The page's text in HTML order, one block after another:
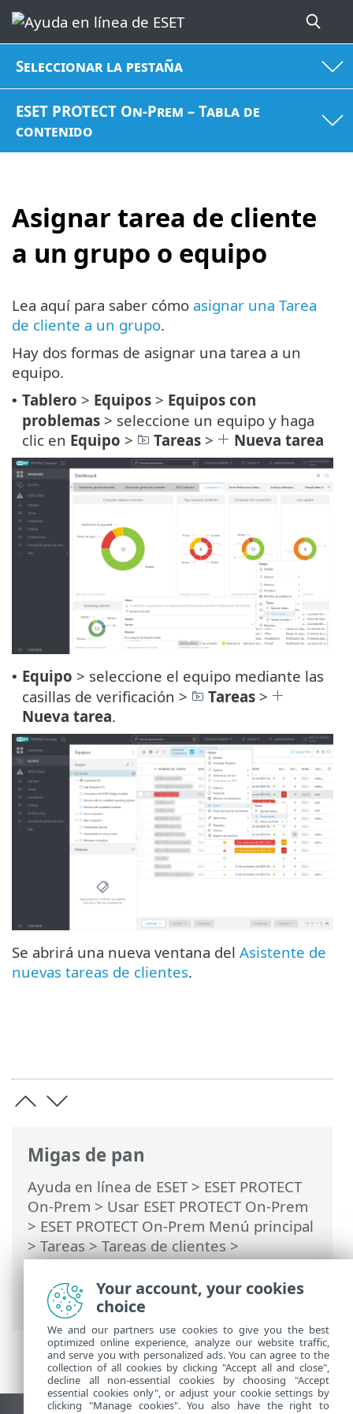
Seleccionar la pestaña
ESET PROTECT On-Prem – Tabla de
contenido
Asignar tarea de cliente
a un grupo o equipo
Migas de pan
Ayuda en línea de ESET> ESET PROTECT
On-Prem > Usar ESET PROTECT On-Prem
> ESET PROTECT On-Prem Menú principal
> Tareas>Tareas de clientes>
Desencadenadores de tarea de cliente>
Asignar tarea de cliente a un grupo o
equipo
Lea aquí para saber cómo asignar una Tarea
de cliente a un grupo.
Hay dos formas de asignar una tarea a un
equipo.
• Tablero > Equipos > Equipos con
problemas > seleccione un equipo y haga
clic en Equipo > Tareas > Nueva tarea
• Equipo > seleccione el equipo mediante las
casillas de verificación >
Tareas >
Nueva tarea.
Se abrirá una nueva ventana del Asistente de
nuevas tareas de clientes.
Your account, your cookies
choice
We and our partners use cookies to give you the best
optimized online experience, analyze our website traffic,
and serve you with personalized ads. You can agree to the
collection of all cookies by clicking "Accept all and close",
decline all non-essential cookies by choosing "Accept
essential cookies only", or adjust your cookie settings by
clicking "Manage cookies". You also have the right to